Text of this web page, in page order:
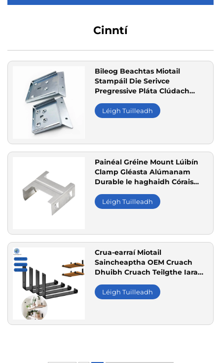
Cinntí
Bileog Beachtas Miotail
Stampáil Die Serivce
Pregressive Pláta Clúdach
Léigh Tuilleadh
Painéal Gréine Mount Lúibín
Clamp Gléasta Alúmanam
Durable le haghaidh Córais
Léigh Tuilleadh
Crua-earraí Miotail
Saincheaptha OEM Cruach
Dhuibh Cruach Teilgthe Iarann
Feistithe
Léigh Tuilleadh